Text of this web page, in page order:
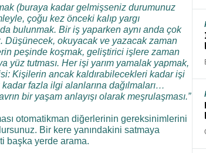
(buraya kadar gelmişseniz durumunuz
çoğu kez önceki kalıp yargı
bulunmak. Bir iş yaparken aynı anda çok
Düşünecek, okuyacak ve yazacak zaman
peşinde koşmak, geliştirici işlere zaman
yüz tutması. Her işi yarım yamalak yapmak,
Kişilerin ancak kaldırabilecekleri kadar işi
fazla ilgi alanlarına dağılmaları…
bir yaşam anlayışı olarak meşrulaşması.”
otomatikman diğerlerinin gereksinimlerini
Bir kere yanındakini satmaya
başka yerde arama.